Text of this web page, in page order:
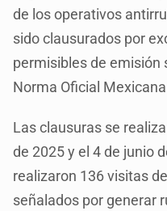
de los operativos
sido clausurados por
permisibles de emisión
Norma Oficial
Las clausuras se
de 2025 y el 4 de junio
realizaron 136 visitas
señalados por generar